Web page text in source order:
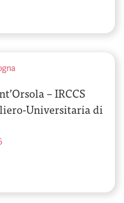
– IRCCS
Universitaria di